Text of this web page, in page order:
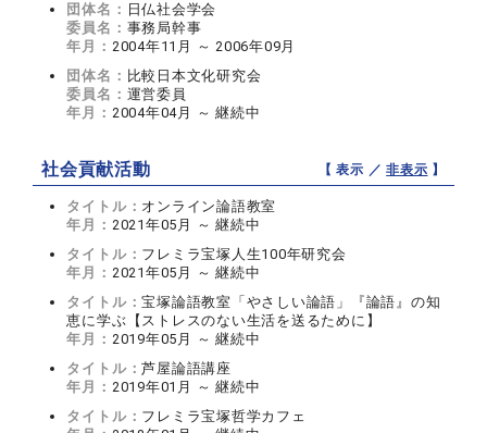
団体名： 日仏社会学会
委員名： 事務局幹事
年月： 2004年11月 ～ 2006年09月
団体名： 比較日本文化研究会
委員名： 運営委員
年月： 2004年04月 ～ 継続中
社会貢献活動 【 表示 ／非表示 】
タイトル： オンライン論語教室
年月： 2021年05月 ～ 継続中
タイトル： フレミラ宝塚人生100年研究会
年月： 2021年05月 ～ 継続中
タイトル：宝塚論語教室「やさしい論語」『論語』の知
恵に学ぶ【ストレスのない生活を送るために】
年月： 2019年05月 ～ 継続中
タイトル：芦屋論語講座
年月： 2019年01月 ～ 継続中
タイトル： フレミラ宝塚哲学カフェ